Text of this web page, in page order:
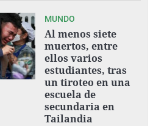
MUNDO
Al menos siete
muertos, entre
ellos varios
estudiantes, tras
un tiroteo en una
escuela de
secundaria en
Tailandia